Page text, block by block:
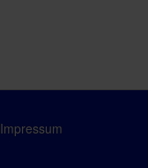
Impressum